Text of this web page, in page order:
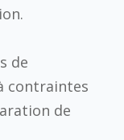
de
contraintes
de